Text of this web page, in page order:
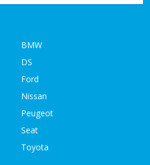
BMW
DS
Ford
Nissan
Peugeot
Seat
Toyota